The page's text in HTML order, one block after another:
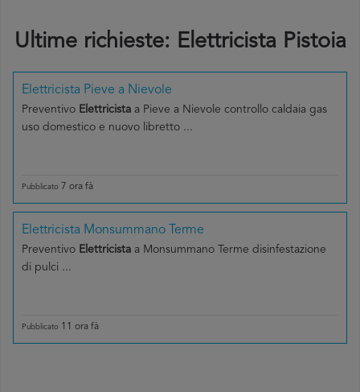
Ultime richieste: Elettricista Pistoia
Elettricista Pieve a Nievole
Preventivo Elettricista a Pieve a Nievole controllo caldaia gas
uso domestico e nuovo libretto ...
Pubblicato 7 ora fà
Elettricista Monsummano Terme
Preventivo Elettricista a Monsummano Terme disinfestazione
di pulci ...
Pubblicato 11 ora fà